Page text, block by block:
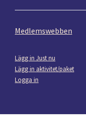
Medlemswebben
Lägg in Just nu
Lägg in aktivitet/paket
Logga in